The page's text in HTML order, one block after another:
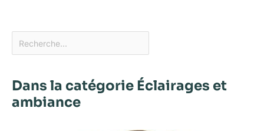
Dans la catégorie Éclairages et
ambiance